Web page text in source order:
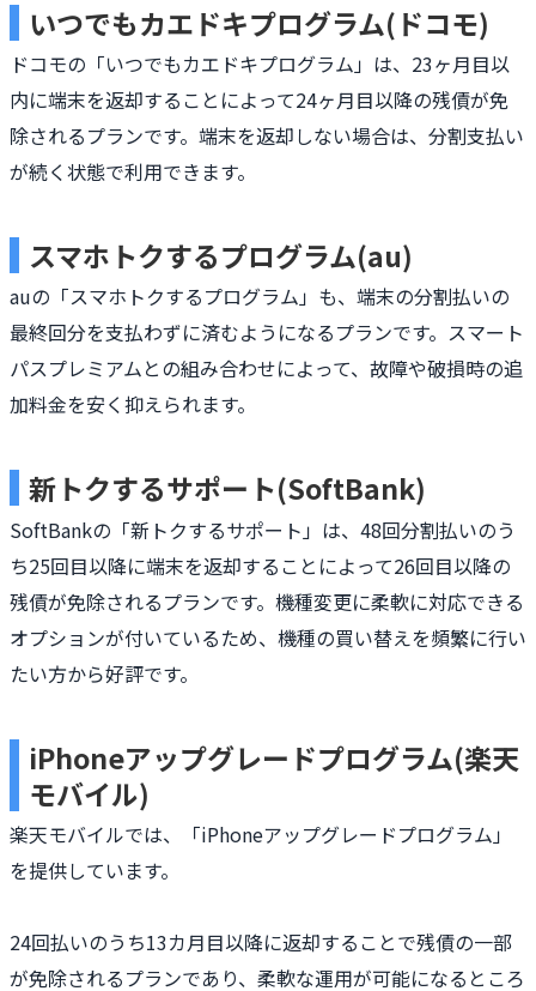
いつでもカエドキプログラム(ドコモ)
ドコモの「いつでもカエドキプログラム」は、23ヶ月目以
内に端末を返却することによって24ヶ月目以降の残債が免
除されるプランです。端末を返却しない場合は、分割支払い
が続く状態で利用できます。
スマホトクするプログラム(au)
auの「スマホトクするプログラム」も、端末の分割払いの
最終回分を支払わずに済むようになるプランです。スマート
パスプレミアムとの組み合わせによって、故障や破損時の追
加料金を安く抑えられます。
新トクするサポート(SoftBank)
SoftBankの「新トクするサポート」は、48回分割払いのう
ち25回目以降に端末を返却することによって26回目以降の
残債が免除されるプランです。機種変更に柔軟に対応できる
オプションが付いているため、機種の買い替えを頻繁に行い
たい方から好評です。
iPhoneアップグレードプログラム(楽天
モバイル)
楽天モバイルでは、「iPhoneアップグレードプログラム」
を提供しています。
24回払いのうち13カ月目以降に返却することで残債の一部
が免除されるプランであり、柔軟な運用が可能になるところ